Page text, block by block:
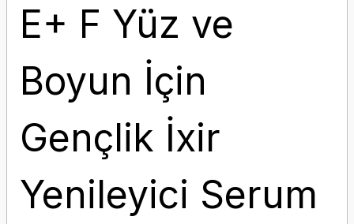
E+ F Yüz ve
Boyun İçin
Gençlik İxir
Yenileyici Serum